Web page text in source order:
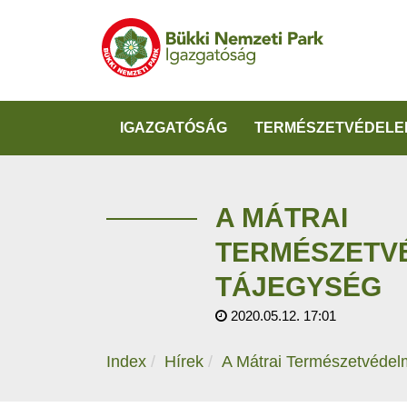
IGAZGATÓSÁG
A MÁTRAI
TÁJEGYSÉG
2020.05.12. 17:01
Index Hírek A Mátrai